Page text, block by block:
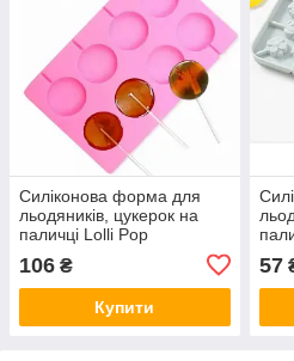
Силіконова форма для
льодяників, цукерок на
паличці Lolli Pop
106 ₴
Купити
57